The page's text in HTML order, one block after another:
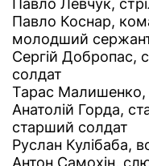
Павло Левчук,
Павло Коснар,
молодший
Сергій Добропас,
солдат
Тарас Малишенко,
Анатолій Горда,
старший солдат
Руслан Кулібаба,